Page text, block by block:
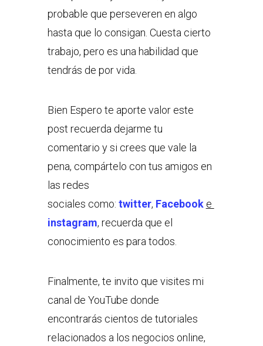
probable que perseveren en algo
hasta que lo consigan. Cuesta cierto
trabajo, pero es una habilidad que
tendrás de por vida.
Bien Espero te aporte valor este
post recuerda dejarme tu
comentario y si crees que vale la
pena, compártelo con tus amigos en
las redes
sociales como: twitter, Facebook e
instagram, recuerda que el
conocimiento es para todos.
Finalmente, te invito que visites mi
canal de YouTube donde
encontrarás cientos de tutoriales
relacionados a los negocios online,